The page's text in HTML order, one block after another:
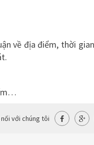
về địa điểm, thời
với chúng tôi